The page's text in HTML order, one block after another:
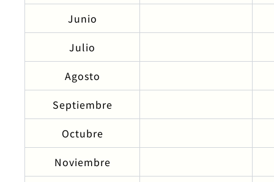
Junio
Julio
Agosto
Septiembre
Octubre
Noviembre